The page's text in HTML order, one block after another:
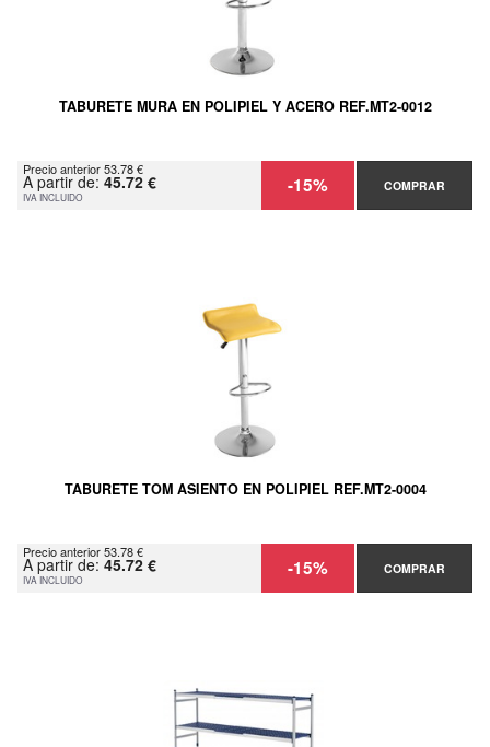
TABURETE MURA EN POLIPIEL Y ACERO REF.MT2-0012
Precio anterior 53.78 €
A partir de: 45.72 €
IVA INCLUIDO -15% COMPRAR
TABURETE TOM ASIENTO EN POLIPIEL REF.MT2-0004
Precio anterior 53.78 €
A partir de: 45.72 €
IVA INCLUIDO -15% COMPRAR